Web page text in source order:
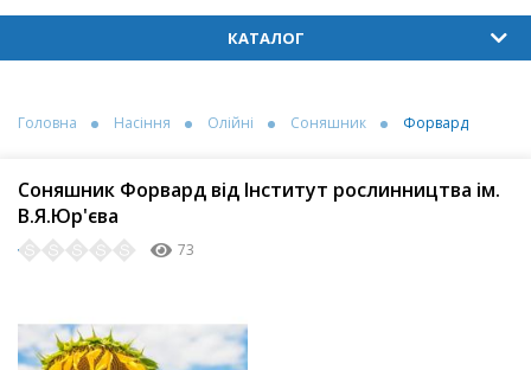
КАТАЛОГ
Головна Насіння Олійні Соняшник Форвард
Соняшник Форвард від Інститут рослинництва ім.
В.Я.Юр'єва
73